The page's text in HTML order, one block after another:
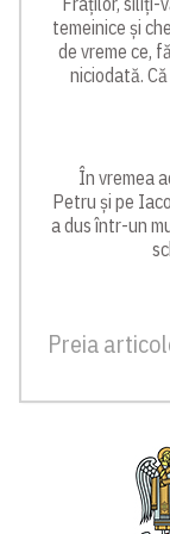
temeinice și
de vreme ce,
niciodată.
În vremea
Petru și pe
a dus într-un
Preia